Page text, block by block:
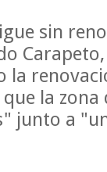
sin
la
la
junto a